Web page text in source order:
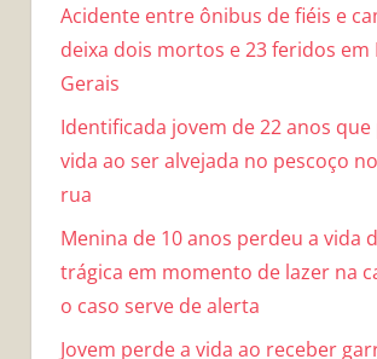
Acidente entre ônibus de fiéis e
deixa dois mortos e 23 feridos em
Gerais
Identificada jovem de 22 anos
vida ao ser alvejada no pescoço
rua
Menina de 10 anos perdeu a vida
trágica em momento de lazer na
o caso serve de alerta
Jovem perde a vida ao receber